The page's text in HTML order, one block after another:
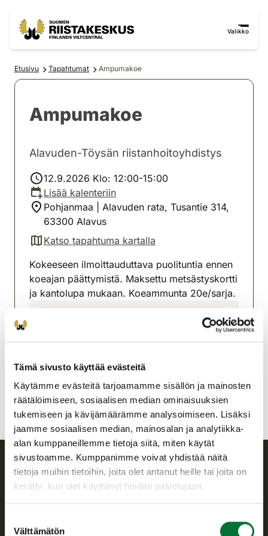
Tämä sivusto käyttää evästeitä
Käytämme evästeitä tarjoamamme sisällön ja mainosten
räätälöimiseen, sosiaalisen median ominaisuuksien
tukemiseen ja kävijämäärämme analysoimiseen. Lisäksi
jaamme sosiaalisen median, mainosalan ja analytiikka-
alan kumppaneillemme tietoja siitä, miten käytät
sivustoamme. Kumppanimme voivat yhdistää näitä
tietoja muihin tietoihin, joita olet antanut heille tai joita on
kerätty, kun olet käyttänyt heidän palvelujaan.
valinta
Välttämätön
Valikko
Etusivu Tapahtumat Ampumakoe
Ampumakoe
Alavuden-Töysän riistanhoitoyhdistys
12.9.2026 Klo: 12:00-15:00
Lisää kalenteriin
Pohjanmaa | Alavuden rata, Tusantie 314,
63300 Alavus
Katso tapahtuma kartalla
(avautuu uuteen välilehteen)
Kokeeseen ilmoittauduttava puolituntia ennen
koeajan päättymistä. Maksettu metsästyskortti
ja kantolupa mukaan. Koeammunta 20e/sarja.
alavus-toysa@rhy.riista.fi
Suomen riistakeskus
riistanhoitoyhdistysten toimintaa ja huolehtii riistapolitiikan